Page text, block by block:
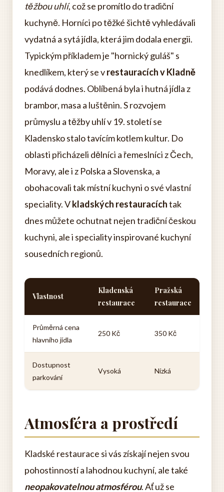
těžbou uhlí, což se promítlo do tradiční
kuchyně. Horníci po těžké šichtě vyhledávali
vydatná a sytá jídla, která jim dodala energii.
Typickým příkladem je "hornický guláš" s
knedlíkem, který se vrestauracích v Kladně
podává dodnes. Oblíbená byla i hutná jídla z
brambor, masa a luštěnin. S rozvojem
průmyslu a těžby uhlí v 19. století se
Kladensko stalo tavícím kotlem kultur. Do
oblasti přicházeli dělníci a řemeslníci z Čech,
Moravy, ale i z Polska a Slovenska, a
obohacovali tak místní kuchyni o své vlastní
speciality. Vkladských restauracíchtak
dnes můžete ochutnat nejen tradiční českou
kuchyni, ale i speciality inspirované kuchyní
sousedních regionů.
Vlastnost
Kladenská
restaurace
Pražská
restaurace
Průměrná cena
hlavního jídla
250 Kč 350 Kč
Dostupnost
parkování
Vysoká Nízká
Atmosféra a prostředí
Kladské restaurace si vás získají nejen svou
pohostinností a lahodnou kuchyní, ale také
neopakovatelnou atmosférou. Ať už se